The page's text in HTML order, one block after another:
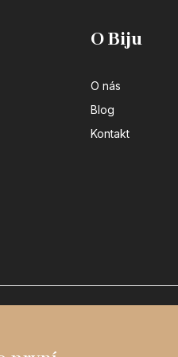
O Biju
O nás
Blog
Kontakt